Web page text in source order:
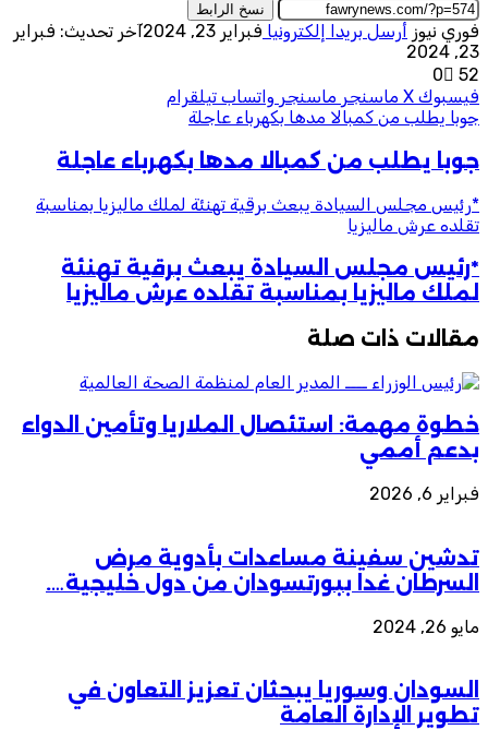
نسخ الرابط
فوري نيوز أرسل بريدا إلكترونيا فبراير 23, 2024
آخر تحديث: فبراير
23, 2024
0
52
فيسبوك ‫X ماسنجر ماسنجر واتساب تيلقرام
جوبا يطلب من كمبالا مدها بكهرباء عاجلة
جوبا يطلب من كمبالا مدها بكهرباء عاجلة
*رئيس مجلس السيادة يبعث برقية تهنئة لملك ماليزيا بمناسبة
تقلده عرش ماليزيا
*رئيس مجلس السيادة يبعث برقية تهنئة
لملك ماليزيا بمناسبة تقلده عرش ماليزيا
مقالات ذات صلة
خطوة مهمة: استئصال الملاريا وتأمين الدواء
بدعم أممي
فبراير 6, 2026
تدشين سفينة مساعدات بأدوية مرض
السرطان غدا ببورتسودان من دول خليجية….
مايو 26, 2024
السودان وسوريا يبحثان تعزيز التعاون في
تطوير الإدارة العامة